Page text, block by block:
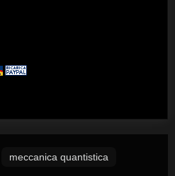
meccanica quantistica